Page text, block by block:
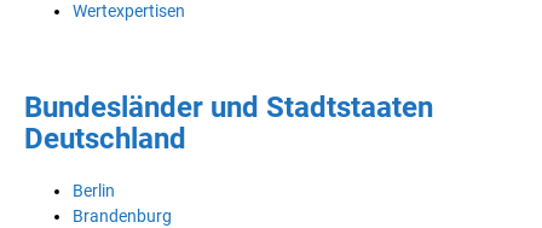
Wertexpertisen
Bundesländer und Stadtstaaten
Deutschland
Berlin
Brandenburg